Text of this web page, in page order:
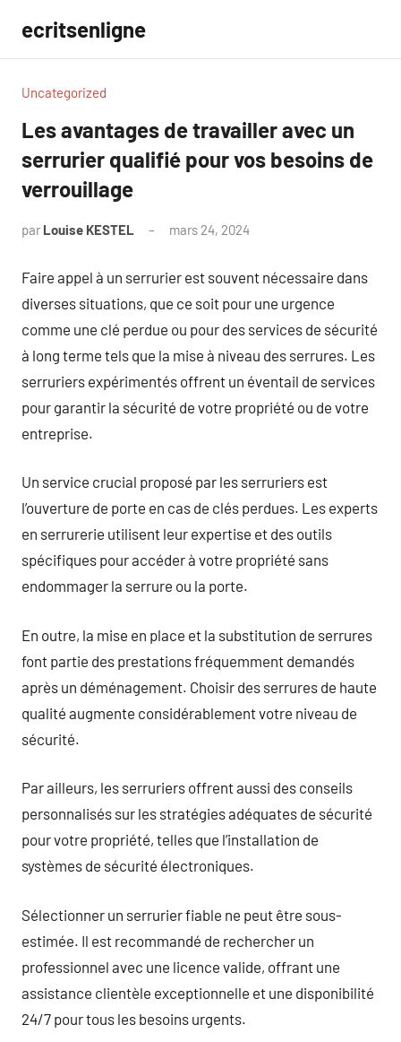
contenu
ecritsenligne
Uncategorized
Les avantages de travailler avec un
serrurier qualifié pour vos besoins de
verrouillage
par Louise KESTEL mars 24, 2024
Faire appel à un serrurier est souvent nécessaire dans
diverses situations, que ce soit pour une urgence
comme une clé perdue ou pour des services de sécurité
à long terme tels que la mise à niveau des serrures. Les
serruriers expérimentés offrent un éventail de services
pour garantir la sécurité de votre propriété ou de votre
entreprise.
Un service crucial proposé par les serruriers est
l’ouverture de porte en cas de clés perdues. Les experts
en serrurerie utilisent leur expertise et des outils
spécifiques pour accéder à votre propriété sans
endommager la serrure ou la porte.
En outre, la mise en place et la substitution de serrures
font partie des prestations fréquemment demandés
après un déménagement. Choisir des serrures de haute
qualité augmente considérablement votre niveau de
sécurité.
Par ailleurs, les serruriers offrent aussi des conseils
personnalisés sur les stratégies adéquates de sécurité
pour votre propriété, telles que l’installation de
systèmes de sécurité électroniques.
Sélectionner un serrurier fiable ne peut être sous-
estimée. Il est recommandé de rechercher un
professionnel avec une licence valide, offrant une
assistance clientèle exceptionnelle et une disponibilité
24/7 pour tous les besoins urgents.